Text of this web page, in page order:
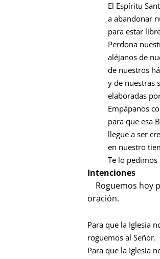
El Espíritu
a abandonar
para estar
Perdona
aléjanos de
de nuestros
y de nuestras
elaboradas
Empápanos
para que esa
llegue a ser
en nuestro
Te lo
Intenciones
Roguemos hoy
oración.
Para que la Iglesia
roguemos al Señor.
Para que la Iglesia